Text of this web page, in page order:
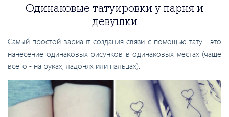
Одинаковые татуировки у парня и
девушки
Самый простой вариант создания связи с помощью тату - это
нанесение одинаковых рисунков в одинаковых местах (чаще
всего - на руках, ладонях или пальцах).